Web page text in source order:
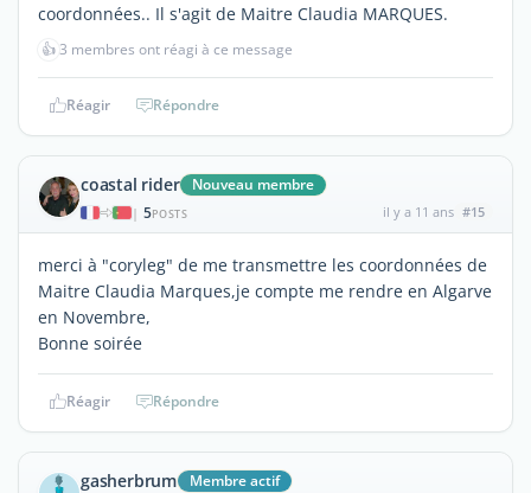
coordonnées.. Il s'agit de Maitre Claudia MARQUES.
👍3 membres ont réagi à ce message
Réagir Répondre
coastal rider Nouveau membre
| 5POSTS il y a 11 ans #15
merci à "coryleg" de me transmettre les coordonnées de
Maitre Claudia Marques,je compte me rendre en Algarve
en Novembre,
Bonne soirée
Réagir Répondre
gasherbrum Membre actif